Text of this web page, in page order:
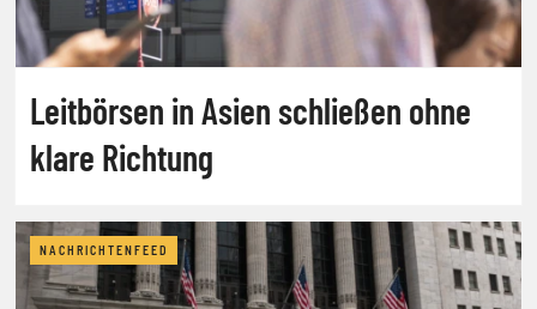
Leitbörsen in Asien schließen ohne
klare Richtung
NACHRICHTENFEED